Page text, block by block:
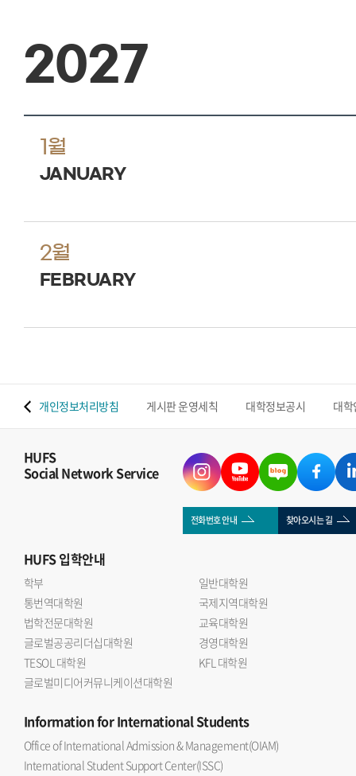
2027
1월
JANUARY
2월
FEBRUARY
개인정보처리방침 게시판 운영세칙 대학정보공시 대
HUFS
Social Network Service
전화번호 안내 찾아오시는 길
HUFS입학안내
학부
일반대학원
통번역대학원
국제지역대학원
법학전문대학원
교육대학원
글로벌공공리더십대학원
경영대학원
TESOL 대학원
KFL 대학원
글로벌미디어커뮤니케이션대학원
Informationfor International Students
Office of International Admission & Management(OIAM)
International Student Support Center(ISSC)